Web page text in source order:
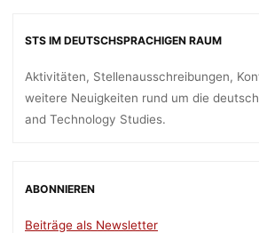
STS IM DEUTSCHSPRACHIGEN RAUM
Aktivitäten, Stellenausschreibungen,
weitere Neuigkeiten rund um die
and Technology Studies.
ABONNIEREN
Beiträge als Newsletter